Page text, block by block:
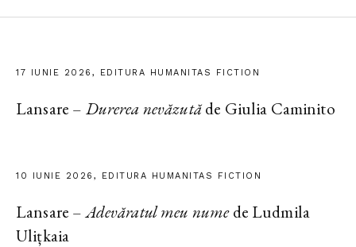
17 IUNIE 2026, EDITURA HUMANITAS FICTION
Lansare – Durerea nevăzutăde Giulia Caminito
10 IUNIE 2026, EDITURA HUMANITAS FICTION
Lansare –Adevăratul meu numede Ludmila
Ulițkaia